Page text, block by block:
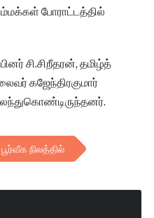
போராட்டத்தில்
சி.சிறீதரன், தமிழ்த்
கஜேந்திரகுமார்
நிலத்தில்